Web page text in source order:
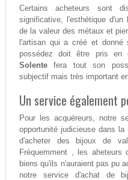
Certains acheteurs sont
significative, l'esthétique
de la valeur des métaux et
l'artisan qui a créé et donné
possédez doit être pris en
Solentefera tout son
subjectif mais très important
Un service également
Pour les acquéreurs, notre
opportunité judicieuse dans
d'acheter des bijoux de
Fréquemment , les aheteurs
biens qu'ils n'auraient pas pu
notre service d'achat de